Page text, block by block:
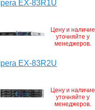
Ipera EX-83R1U
Цену и наличие
уточняйте у
менеджеров.
Ipera EX-83R2U
Цену и наличие
уточняйте у
менеджеров.